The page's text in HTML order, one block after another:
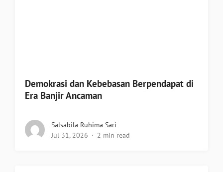
Demokrasi dan Kebebasan Berpendapat di
Era Banjir Ancaman
Salsabila Ruhima Sari
Jul 31, 2026
2 min read